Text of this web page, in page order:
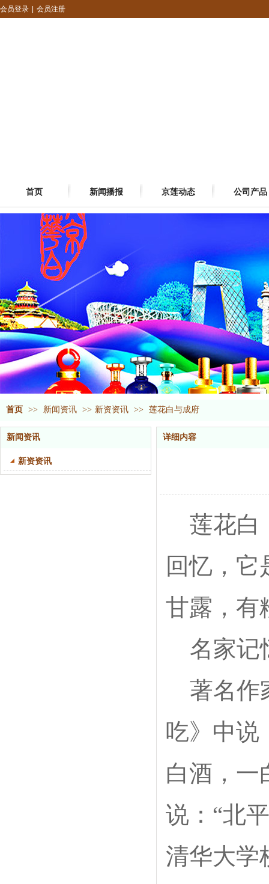
会员登录 会员注册
首页 新闻播报 京莲动态 公司产品
首页 >> 新闻资讯 >> 新资资讯 >> 莲花白与成府
新闻资讯
新资资讯
详细内容
莲花白
回忆，
甘露，有
名家记
著名作
吃》中说
白酒，一
说：“北
清华大学